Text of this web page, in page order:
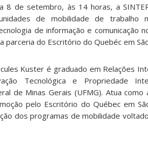
8 de setembro, às 14 horas, a
de mobilidade de trabalho
de informação e comunicação
parceria do Escritório do Quebéc em
Kuster é graduado em Relações
Tecnológica e Propriedade
de Minas Gerais (UFMG). Atua como
pelo Escritório do Québec em
dos programas de mobilidade